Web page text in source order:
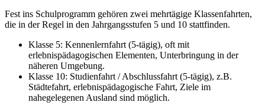
Fest ins Schulprogramm gehören zwei mehrtägige Klassenfahrten,
die in der Regel in den Jahrgangsstufen 5 und 10 stattfinden.
Klasse 5: Kennenlernfahrt (5-tägig), oft mit
erlebnispädagogischen Elementen, Unterbringung in der
näheren Umgebung.
Klasse 10: Studienfahrt / Abschlussfahrt (5-tägig), z.B.
Städtefahrt, erlebnispädagogische Fahrt, Ziele im
nahegelegenen Ausland sind möglich.